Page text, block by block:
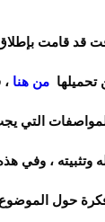
تحميلهامن هنا ،
التي
وتثبيته ، وفي
حول